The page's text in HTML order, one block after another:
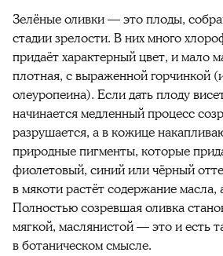
Зелёные оливки — это плоды,
стадии зрелости. В них много
придаёт характерный цвет, и мало
плотная, с выраженной горчинкой
олеуропеина). Если дать плоду
начинается медленный процесс
разрушается, а в кожице
природные пигменты, которые
фиолетовый, синий или чёрный
в мякоти растёт содержание масла,
Полностью созревшая оливка
мягкой, маслянистой — это и есть
в ботаническом смысле.